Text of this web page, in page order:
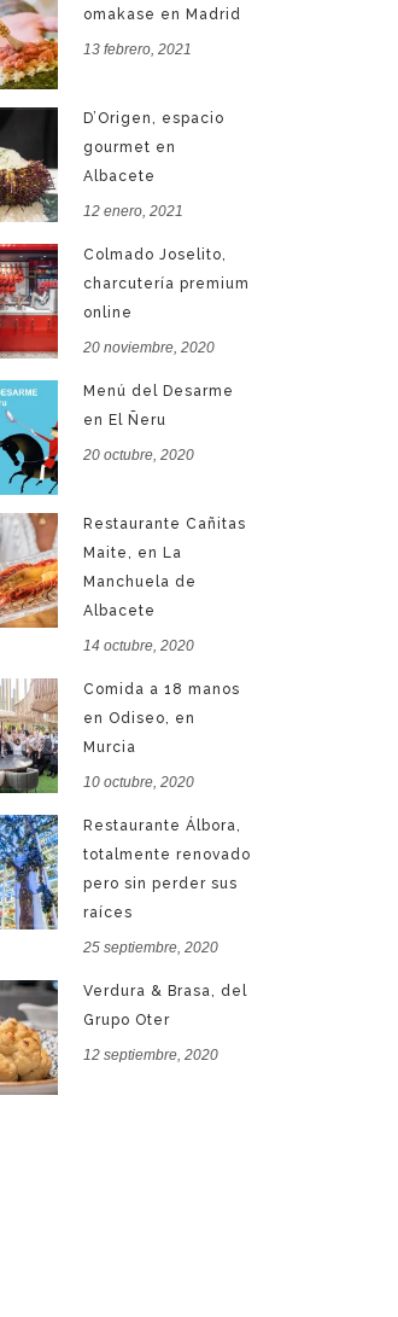
omakase en Madrid
13 febrero, 2021
D’Origen, espacio
gourmet en
Albacete
12 enero, 2021
Colmado Joselito,
charcutería premium
online
20 noviembre, 2020
Menú del Desarme
en El Ñeru
20 octubre, 2020
Restaurante Cañitas
Maite, en La
Manchuela de
Albacete
14 octubre, 2020
Comida a 18 manos
en Odiseo, en
Murcia
10 octubre, 2020
Restaurante Álbora,
totalmente renovado
pero sin perder sus
raíces
25 septiembre, 2020
Verdura & Brasa, del
Grupo Oter
12 septiembre, 2020